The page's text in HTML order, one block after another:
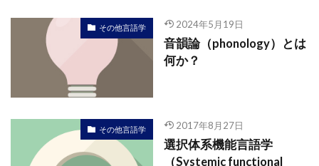
その他言語学 2024年5月19日
音韻論（phonology）とは
何か？
その他言語学 2017年8月27日
選択体系機能言語学
（Systemic functional